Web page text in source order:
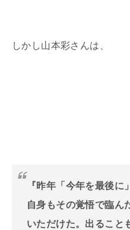
しかし山本彩さんは、
『昨年「今年を最後
自身もその覚悟で臨ん
いただけた。出ること